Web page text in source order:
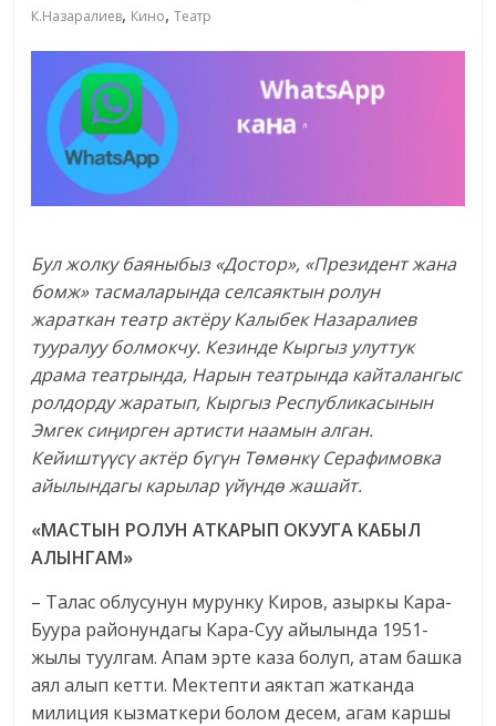
К.Назаралиев, Кино,Театр
Бул жолку баяныбыз «Достор», «Президент жана
бомж» тасмаларында селсаяктын ролун
жараткан театр актёру Калыбек Назаралиев
тууралуу болмокчу. Кезинде Кыргыз улуттук
драма театрында, Нарын театрында кайталангыс
ролдорду жаратып, Кыргыз Республикасынын
Эмгек сиӊирген артисти наамын алган.
Кейиштүүсү актёр бүгүн Төмөнкү Серафимовка
айылындагы карылар үйүндө жашайт.
«МАСТЫН РОЛУН АТКАРЫП ОКУУГА КАБЫЛ
АЛЫНГАМ»
– Талас облусунун мурунку Киров, азыркы Кара-
Буура районундагы Кара-Суу айылында 1951-
жылы туулгам. Апам эрте каза болуп, атам башка
аял алып кетти. Мектепти аяктап жатканда
милиция кызматкери болом десем, агам каршы